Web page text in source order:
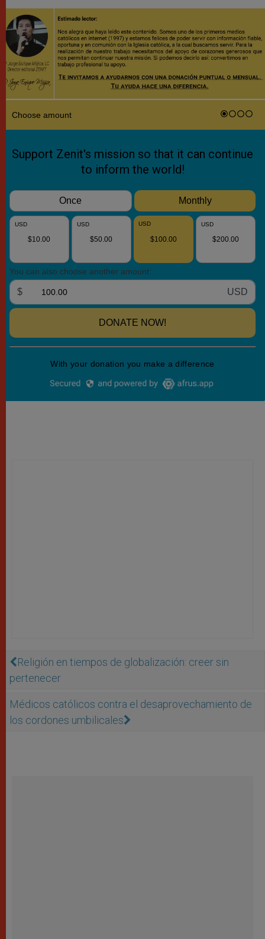
Religión en tiempos de globalización: creer sin
pertenecer
Médicos católicos contra el desaprovechamiento de
los cordones umbilicales